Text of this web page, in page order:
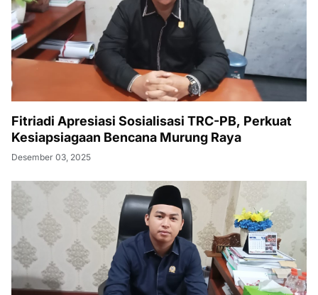
Fitriadi Apresiasi Sosialisasi TRC-PB, Perkuat
Kesiapsiagaan Bencana Murung Raya
Desember 03, 2025